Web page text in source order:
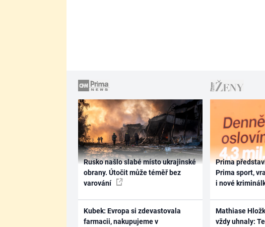
Rusko našlo slabé místo ukrajinské
obrany. Útočit může téměř bez
varování
Kubek: Evropa si zdevastovala
farmacii, nakupujeme v
Prima
Prima sport,
i nové
Mathiase
vždy uhnaly: